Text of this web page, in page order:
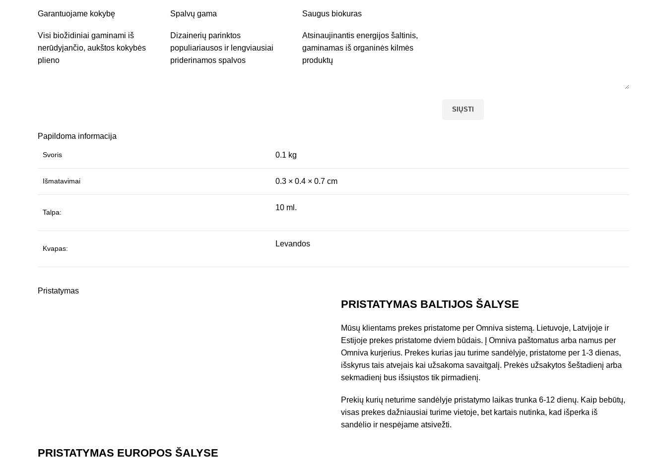
Garantuojame kokybę
Visi biožidiniai gaminami iš
nerūdyjančio, aukštos kokybės
plieno
Spalvų gama
Dizainerių parinktos
populiariausos ir lengviausiai
priderinamos spalvos
Saugus biokuras
Atsinaujinantis energijos šaltinis,
gaminamas iš organinės kilmės
produktų
Papildoma informacija
Svoris 0.1 kg
Išmatavimai 0.3 × 0.4 × 0.7 cm
Talpa:
10 ml.
Kvapas:
Levandos
Pristatymas
PRISTATYMAS BALTIJOS ŠALYSE
Mūsų klientams prekes pristatome per Omniva sistemą. Lietuvoje, Latvijoje ir
Estijoje prekes pristatome dviem būdais. Į Omniva paštomatus arba namus per
Omniva kurjerius. Prekes kurias jau turime sandėlyje, pristatome per 1-3 dienas,
išskyrus tais atvejais kai užsakoma savaitgalį. Prekės užsakytos šeštadienį arba
sekmadienį bus išsiųstos tik pirmadienį.
Prekių kurių neturime sandėlyje pristatymo laikas trunka 6-12 dienų. Kaip bebūtų,
visas prekes dažniausiai turime vietoje, bet kartais nutinka, kad išperka iš
sandėlio ir nespėjame atsivežti.
PRISTATYMAS EUROPOS ŠALYSE